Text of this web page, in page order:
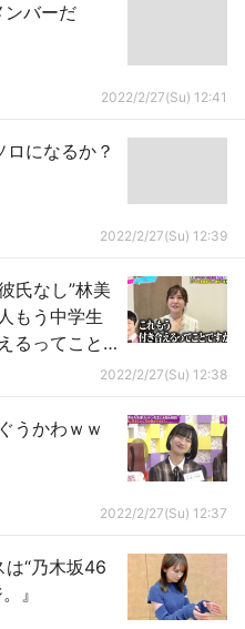
ンバーだ
2022/2/27(Su) 12:41
ロになるか？
2022/2/27(Su) 12:39
氏なし”林美
もう中学生
るってこと
2022/2/27(Su) 12:38
うかわｗｗ
2022/2/27(Su) 12:37
“乃木坂46
』